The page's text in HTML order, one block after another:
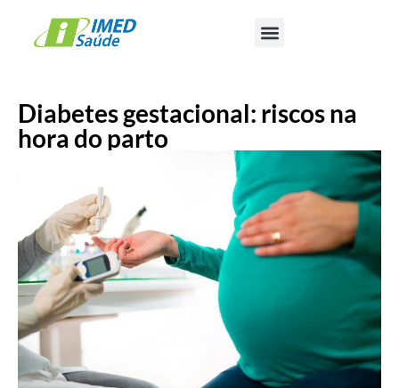
Diabetes gestacional: riscos na
hora do parto